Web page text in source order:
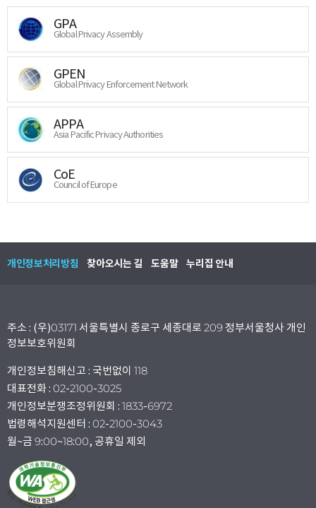
GPA
Global Privacy Assembly
GPEN
Global Privacy Enforcement Network
APPA
Asia Pacific Privacy Authorities
CoE
Council of Europe
개인정보처리방침 찾아오시는 길 도움말 누리집 안내
주소 : (우)03171 서울특별시 종로구 세종대로 209 정부서울청사 개인
정보보호위원회
개인정보침해신고 : 국번없이 118
대표전화 : 02-2100-3025
개인정보분쟁조정위원회 : 1833-6972
법령해석지원센터 : 02-2100-3043
월~금 9:00~18:00, 공휴일 제외